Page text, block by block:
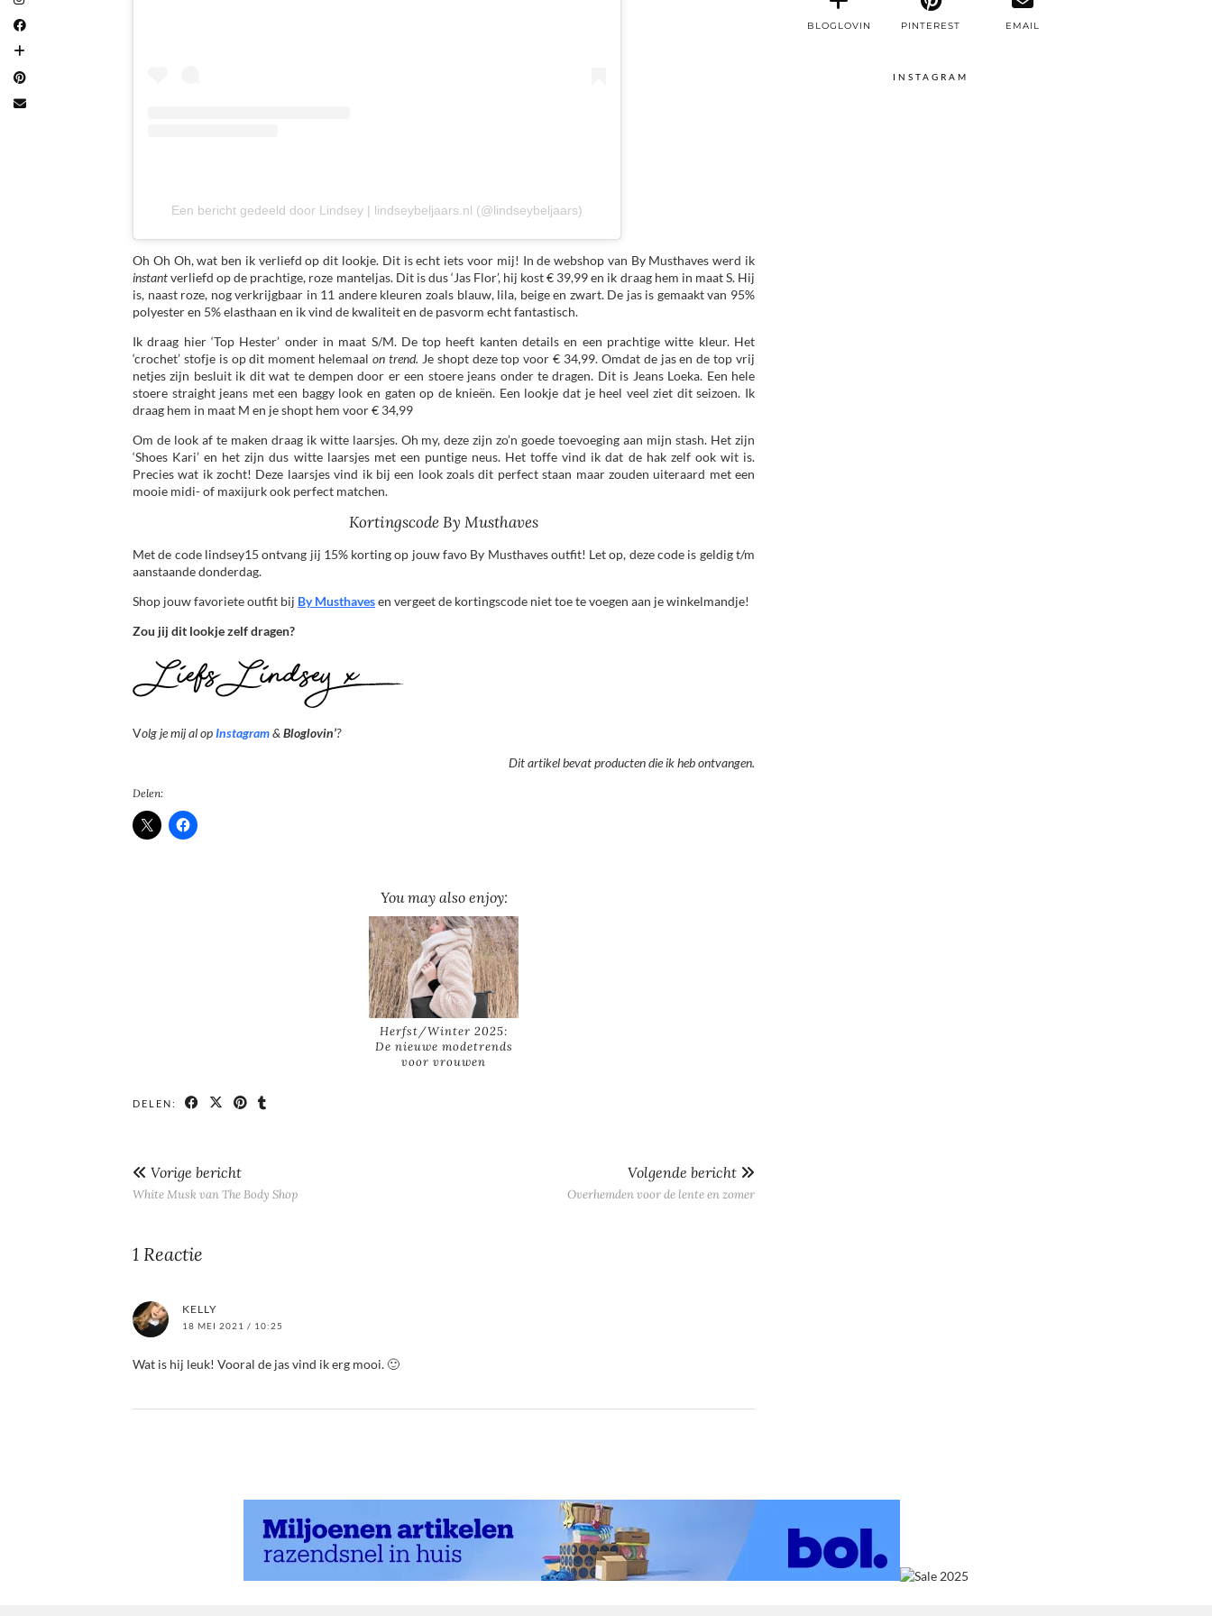
Een bericht gedeeld door Lindsey | lindseybeljaars.nl (@lindseybeljaars)
Oh Oh Oh, wat ben ik verliefd op dit lookje. Dit is echt iets voor mij! In de webshop van By Musthaves werd ik
instantverliefd op de prachtige, roze manteljas. Dit is dus ‘Jas Flor’, hij kost € 39,99 en ik draag hem in maat S. Hij
is, naast roze, nog verkrijgbaar in 11 andere kleuren zoals blauw, lila, beige en zwart. De jas is gemaakt van 95%
polyester en 5% elasthaan en ik vind de kwaliteit en de pasvorm echt fantastisch.
Ik draag hier ‘Top Hester’ onder in maat S/M. De top heeft kanten details en een prachtige witte kleur. Het
‘crochet’ stofje is op dit moment helemaalon trend. Je shopt deze top voor € 34,99. Omdat de jas en de top vrij
netjes zijn besluit ik dit wat te dempen door er een stoere jeans onder te dragen. Dit is Jeans Loeka. Een hele
stoere straight jeans met een baggy look en gaten op de knieën. Een lookje dat je heel veel ziet dit seizoen. Ik
draag hem in maat M en je shopt hem voor € 34,99
Om de look af te maken draag ik witte laarsjes. Oh my, deze zijn zo’n goede toevoeging aan mijn stash. Het zijn
‘Shoes Kari’ en het zijn dus witte laarsjes met een puntige neus. Het toffe vind ik dat de hak zelf ook wit is.
Precies wat ik zocht! Deze laarsjes vind ik bij een look zoals dit perfect staan maar zouden uiteraard met een
mooie midi- of maxijurk ook perfect matchen.
Kortingscode By Musthaves
Met de code lindsey15 ontvang jij 15% korting op jouw favo By Musthaves outfit! Let op, deze code is geldig t/m
aanstaande donderdag.
Shop jouw favoriete outfit bij By Musthavesen vergeet de kortingscode niet toe te voegen aan je winkelmandje!
Zou jij dit lookje zelf dragen?
Volg je mij al opInstagram& Bloglovin’?
Dit artikel bevat producten die ik heb ontvangen.
Delen:
You may also enjoy:
Herfst/Winter 2025:
De nieuwe modetrends
voor vrouwen
DELEN:
Vorige bericht
White Musk van The Body Shop
Volgende bericht
Overhemden voor de lente en zomer
1 Reactie
KELLY
18 MEI 2021 / 10:25
Wat is hij leuk! Vooral de jas vind ik erg mooi. 🙂
BLOGLOVIN PINTEREST EMAIL
INSTAGRAM